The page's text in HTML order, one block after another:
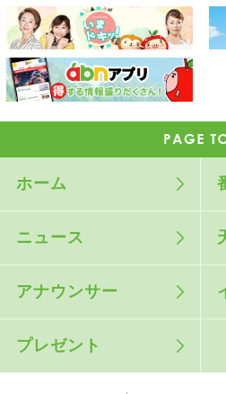
ホーム
ニュース
アナウンサー
プレゼント